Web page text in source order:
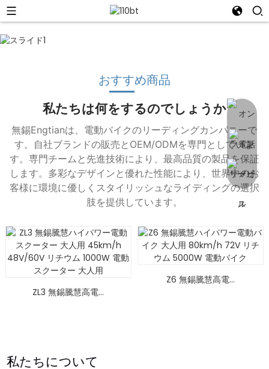
おすすめ商品
私たちは何をするのでしょうか
無錫Engtianは、電動バイクのリーディングカンパニーで
す。自社ブランドの販売とOEM/ODMを専門としていま
す。専門チームと先進技術により、最高品質の製品を保証
します。多彩なデザインと優れた性能により、世界中のお
客様に環境に優しくスタイリッシュなライディングの選択
肢を提供しています。
ZL3 無錫騰慧高電...
Z6 無錫騰慧高電...
私たちについて